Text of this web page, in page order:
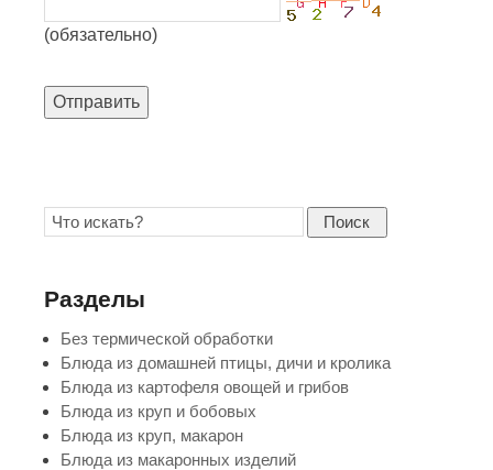
(обязательно)
Отправить
Поиск
Разделы
Без термической обработки
Блюда из домашней птицы, дичи и кролика
Блюда из картофеля овощей и грибов
Блюда из круп и бобовых
Блюда из круп, макарон
Блюда из макаронных изделий